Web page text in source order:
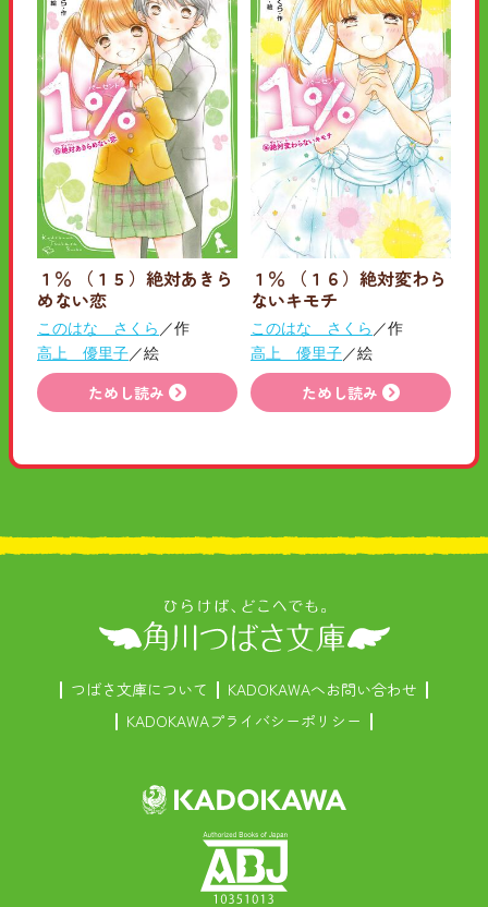
１％ （１５）絶対あきら
めない恋
このはな さくら ／作
高上 優里子／絵
ためし読み
１％ （１６）絶対変わら
ないキモチ
このはな さくら ／作
高上 優里子／絵
ためし読み
つばさ文庫について
KADOKAWAへお問い合わせ
KADOKAWAプライバシーポリシー